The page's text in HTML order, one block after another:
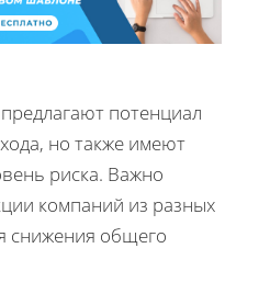
потенциал
но также имеют
риска. Важно
компаний из разных
снижения общего